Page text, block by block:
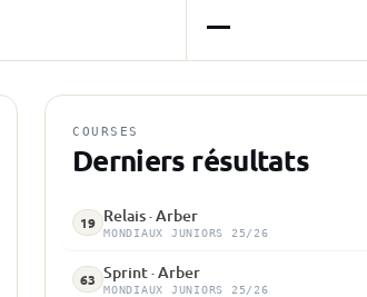
—
COURSES
Derniers résultats
19 Relais · Arber
MONDIAUX JUNIORS 25/26
63 Sprint · Arber
MONDIAUX JUNIORS 25/26